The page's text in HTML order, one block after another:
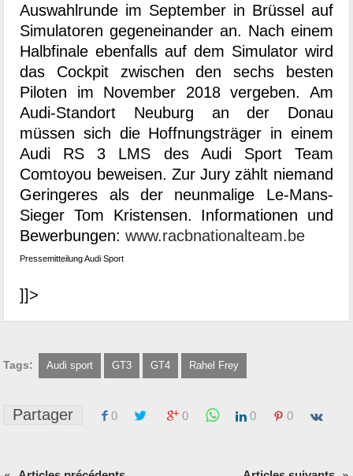
Auswahlrunde im September in Brüssel auf
Simulatoren gegeneinander an. Nach einem
Halbfinale ebenfalls auf dem Simulator wird
das Cockpit zwischen den sechs besten
Piloten im November 2018 vergeben. Am
Audi-Standort Neuburg an der Donau
müssen sich die Hoffnungsträger in einem
Audi RS 3 LMS des Audi Sport Team
Comtoyou beweisen. Zur Jury zählt niemand
Geringeres als der neunmalige Le-Mans-
Sieger Tom Kristensen. Informationen und
Bewerbungen:www.racbnationalteam.be
Pressemitteilung Audi Sport
]]>
Tags: Audi sport GT3 GT4 Rahel Frey
Partager 0 0 0 0